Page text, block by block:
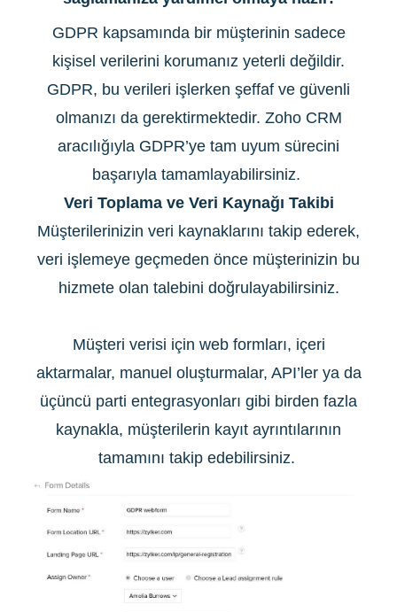
GDPR kapsamında bir müşterinin sadece
kişisel verilerini korumanız yeterli değildir.
GDPR, bu verileri işlerken şeffaf ve güvenli
olmanızı da gerektirmektedir. Zoho CRM
aracılığıyla GDPR’ye tam uyum sürecini
başarıyla tamamlayabilirsiniz.
Veri Toplama ve Veri Kaynağı Takibi
Müşterilerinizin veri kaynaklarını takip ederek,
veri işlemeye geçmeden önce müşterinizin bu
hizmete olan talebini doğrulayabilirsiniz.
Müşteri verisi için web formları, içeri
aktarmalar, manuel oluşturmalar, API’ler ya da
üçüncü parti entegrasyonları gibi birden fazla
kaynakla, müşterilerin kayıt ayrıntılarının
tamamını takip edebilirsiniz.